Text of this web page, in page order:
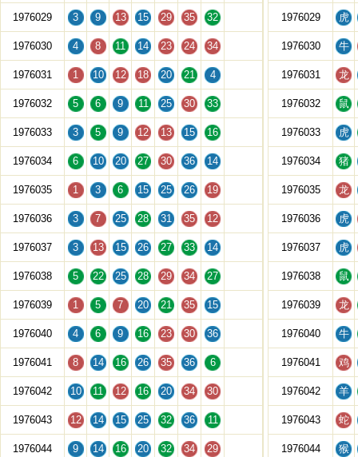
1976029 3 9 13 15 29 35 32
1976030 4 8 11 14 23 24 34
1976031 1 10 12 18 20 21 4
1976032 5 6 9 11 25 30 33
1976033 3 5 9 12 13 15 16
1976034 6 10 20 27 30 36 14
1976035 1 3 6 15 25 26 19
1976036 3 7 25 28 31 35 12
1976037 3 13 15 26 27 33 14
1976038 5 22 25 28 29 34 27
1976039 1 5 7 20 21 35 15
1976040 4 6 9 16 23 30 36
1976041 8 14 16 26 35 36 6
1976042 10 11 12 16 20 34 30
1976043 12 14 15 25 32 36 11
1976044 9 14 16 20 32 34 29
1976029 虎
1976030 牛
1976031 龙
1976032 鼠
1976033 虎
1976034 猪
1976035 龙
1976036 虎
1976037 虎
1976038 鼠
1976039 龙
1976040 牛
1976041 鸡
1976042 羊
1976043 蛇
1976044 猴